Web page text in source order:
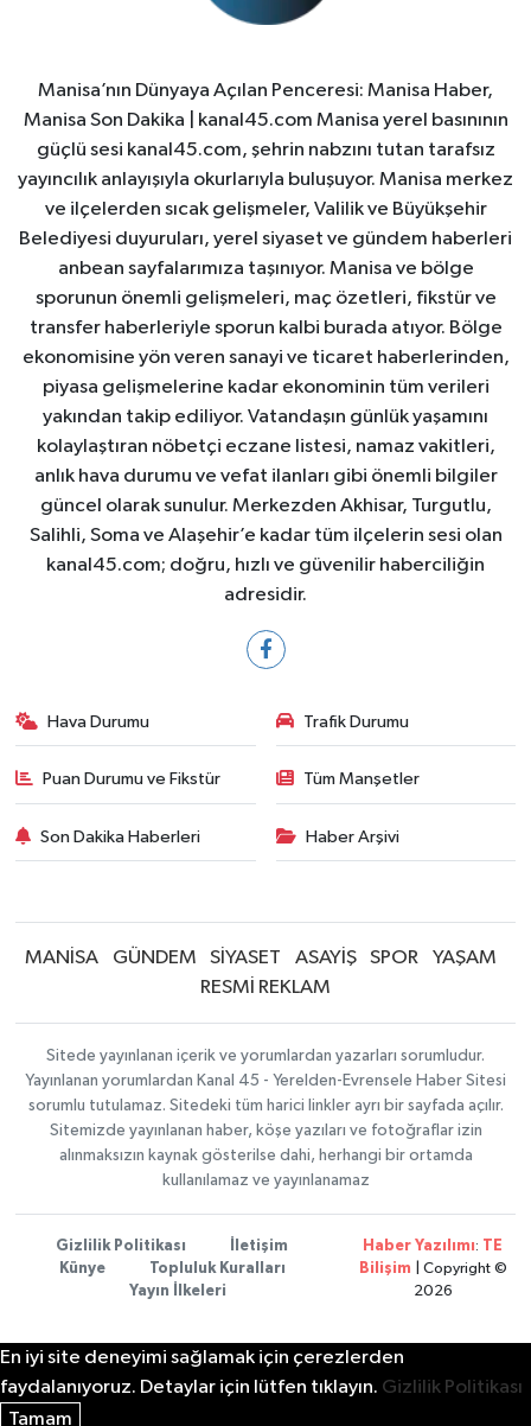
Manisa’nın Dünyaya Açılan Penceresi: Manisa Haber,
Manisa Son Dakika | kanal45.com Manisa yerel basınının
güçlü sesi kanal45.com, şehrin nabzını tutan tarafsız
yayıncılık anlayışıyla okurlarıyla buluşuyor. Manisa merkez
ve ilçelerden sıcak gelişmeler, Valilik ve Büyükşehir
Belediyesi duyuruları, yerel siyaset ve gündem haberleri
anbean sayfalarımıza taşınıyor. Manisa ve bölge
sporunun önemli gelişmeleri, maç özetleri, fikstür ve
transfer haberleriyle sporun kalbi burada atıyor. Bölge
ekonomisine yön veren sanayi ve ticaret haberlerinden,
piyasa gelişmelerine kadar ekonominin tüm verileri
yakından takip ediliyor. Vatandaşın günlük yaşamını
kolaylaştıran nöbetçi eczane listesi, namaz vakitleri,
anlık hava durumu ve vefat ilanları gibi önemli bilgiler
güncel olarak sunulur. Merkezden Akhisar, Turgutlu,
Salihli, Soma ve Alaşehir’e kadar tüm ilçelerin sesi olan
kanal45.com; doğru, hızlı ve güvenilir haberciliğin
adresidir.
Hava Durumu Trafik Durumu
Puan Durumu ve Fikstür Tüm Manşetler
Son Dakika Haberleri Haber Arşivi
MANİSA GÜNDEM SİYASET ASAYİŞ SPOR
YAŞAM
RESMİ REKLAM
Sitede yayınlanan içerik ve yorumlardan yazarları sorumludur.
Yayınlanan yorumlardan Kanal 45 - Yerelden-Evrensele Haber Sitesi
sorumlu tutulamaz. Sitedeki tüm harici linkler ayrı bir sayfada açılır.
Sitemizde yayınlanan haber, köşe yazıları ve fotoğraflar izin
alınmaksızın kaynak gösterilse dahi, herhangi bir ortamda
kullanılamaz ve yayınlanamaz
Gizlilik Politikası
İletişim
Künye
Topluluk Kuralları
Yayın İlkeleri
Haber Yazılımı:
TE
Bilişim | Copyright ©
2026
En iyi site deneyimi sağlamak için çerezlerden
faydalanıyoruz. Detaylar için lütfen tıklayın. Gizlilik Politikası
Tamam